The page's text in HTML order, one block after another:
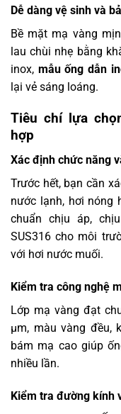
Dễ dàng vệ sinh và
Bề mặt mạ vàng
lau chùi nhẹ bằng
inox, mẫu ống dẫn
lại vẻ sáng loáng.
Tiêu chí lựa
hợp
Xác định chức năng
Trước hết, bạn cần
nước lạnh, hơi nóng
chuẩn chịu áp,
SUS316 cho môi
với hơi nước muối.
Kiểm tra công nghệ
Lớp mạ vàng đạt
µm, màu vàng đều,
bám mạ cao giúp
nhiều lần.
Kiểm tra đường kính